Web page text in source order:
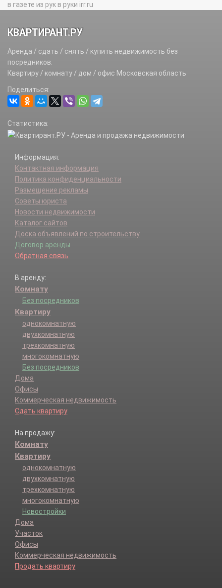
в газете из рук в руки irr.ru
КВАРТИРАНТ.РУ
Аренда / сдать / снять / купить недвижимость без
посредников.
Квартиру / комнату / дом / офис Московская область
Поделиться:
Статистика:
Информация:
Контактная информация
Политика конфиденциальности
Размещение рекламы
Советы юриста
Новости недвижимости
Каталог сайтов
Доска объявлений по строительству
Договор аренды
Обратная связь
В аренду:
Комнату
Без посредников
Квартиру
однокомнатную
двухкомнатную
трехкомнатную
многокомнатную
Без посредников
Дома
Офисы
Коммерческая недвижимость
Сдать квартиру
На продажу:
Комнату
Квартиру
однокомнатную
двухкомнатную
трехкомнатную
многокомнатную
Новостройки
Дома
Участок
Офисы
Коммерческая недвижимость
Продать квартиру